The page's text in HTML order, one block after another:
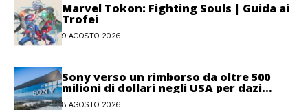
Marvel Tokon: Fighting Souls | Guida ai
Trofei
9 AGOSTO 2026
Sony verso un rimborso da oltre 500
milioni di dollari negli USA per dazi
illegittimi
8 AGOSTO 2026